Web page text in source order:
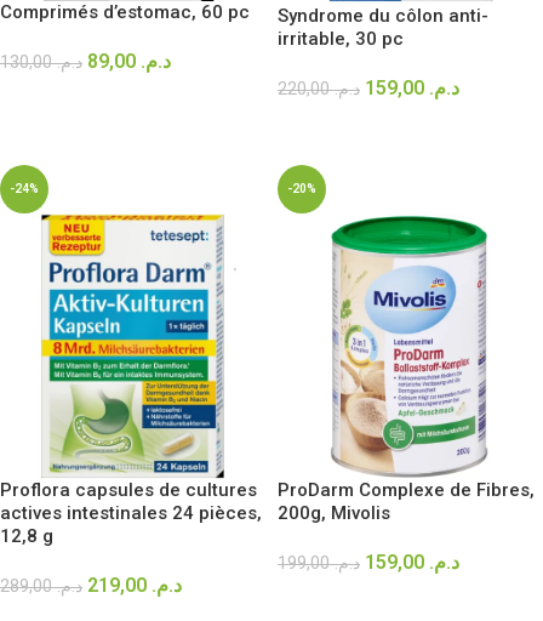
Comprimés d’estomac, 60 pc
د.م.130,00 د.م.
Syndrome du côlon anti-
irritable, 30 pc
د.م.220,00 د.م.
-24%
Proflora capsules de cultures
actives intestinales 24 pièces,
12,8 g
د.م.289,00 د.م.
-20%
ProDarm Complexe de Fibres,
200g, Mivolis
د.م.199,00 د.م.